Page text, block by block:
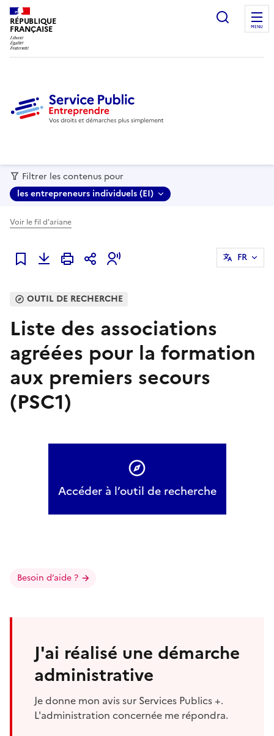
RÉPUBLIQUE
FRANÇAISE MENU
Filtrer les contenus pour
les entrepreneurs individuels (EI)
Voir le fil d'ariane
Ajouter à mes favoris
FR
OUTIL DE RECHERCHE
Liste des associations
agréées pour la formation
aux premiers secours
(PSC1)
Accéder à l’outil de recherche
Besoin d’aide ?
J'ai réalisé une démarche
administrative
Je donne mon avis sur Services Publics +.
L'administration concernée me répondra.